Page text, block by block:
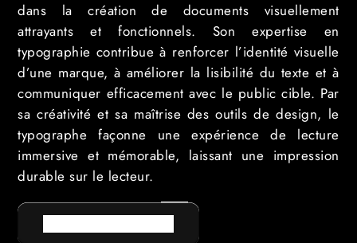
dans la création de documents visuellement
attrayants et fonctionnels. Son expertise en
typographie contribue à renforcer l’identité visuelle
d’une marque, à améliorer la lisibilité du texte et à
communiquer efficacement avec le public cible. Par
sa créativité et sa maîtrise des outils de design, le
typographe façonne une expérience de lecture
immersive et mémorable, laissant une impression
durable sur le lecteur.